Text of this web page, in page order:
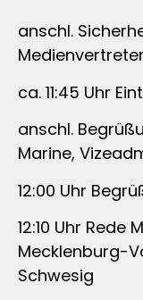
anschl.
ca. 11:45 Uhr
anschl.
Marine,
12:00 Uhr
12:10 Uhr
Mecklenburg-
Schwesig